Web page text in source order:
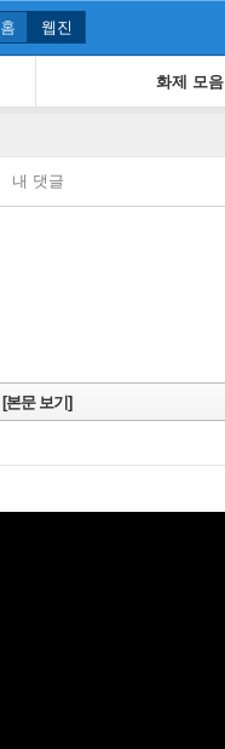
홈 웹진
화제 모음
내 댓글
[본문 보기]